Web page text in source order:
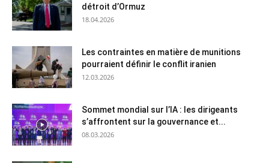
détroit d’Ormuz
18.04.2026
Les contraintes en matière de munitions
pourraient définir le conflit iranien
12.03.2026
Sommet mondial sur l’IA : les dirigeants
s’affrontent sur la gouvernance et...
08.03.2026